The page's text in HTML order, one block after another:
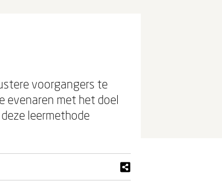
voorgangers te
evenaren met het doel
leermethode